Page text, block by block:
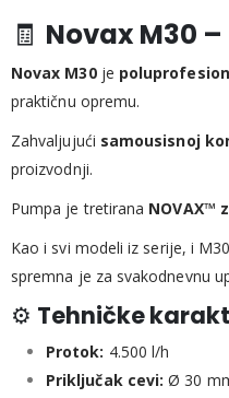
🧾 Novax M30
Novax M30je
praktičnu opremu.
Zahvaljujući samousisnoj
proizvodnji.
Pumpa je tretirana NOVAX™
Kao i svi modeli iz serije, i
spremna je za svakodnevnu
⚙️ Tehničke
Protok: 4.500 l/h
Priključak cevi: Ø 30